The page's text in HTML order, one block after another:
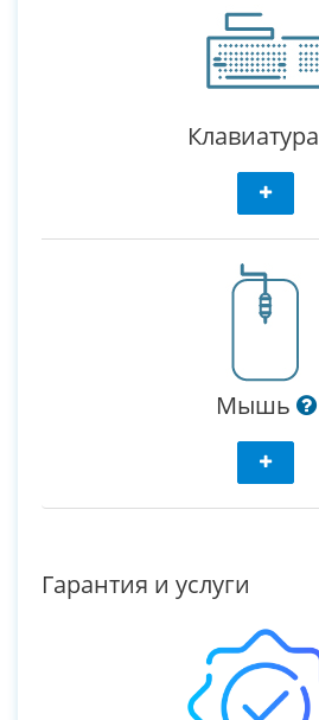
Клавиатура
Мышь
Гарантия и услуги